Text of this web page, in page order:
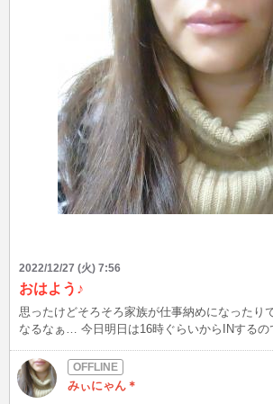
2022/12/27 (火) 7:56
おはよう♪
思ったけどそろそろ家族が仕事納めになったり
なるなぁ… 今日明日は16時ぐらいからINするの
みぃにゃん＊